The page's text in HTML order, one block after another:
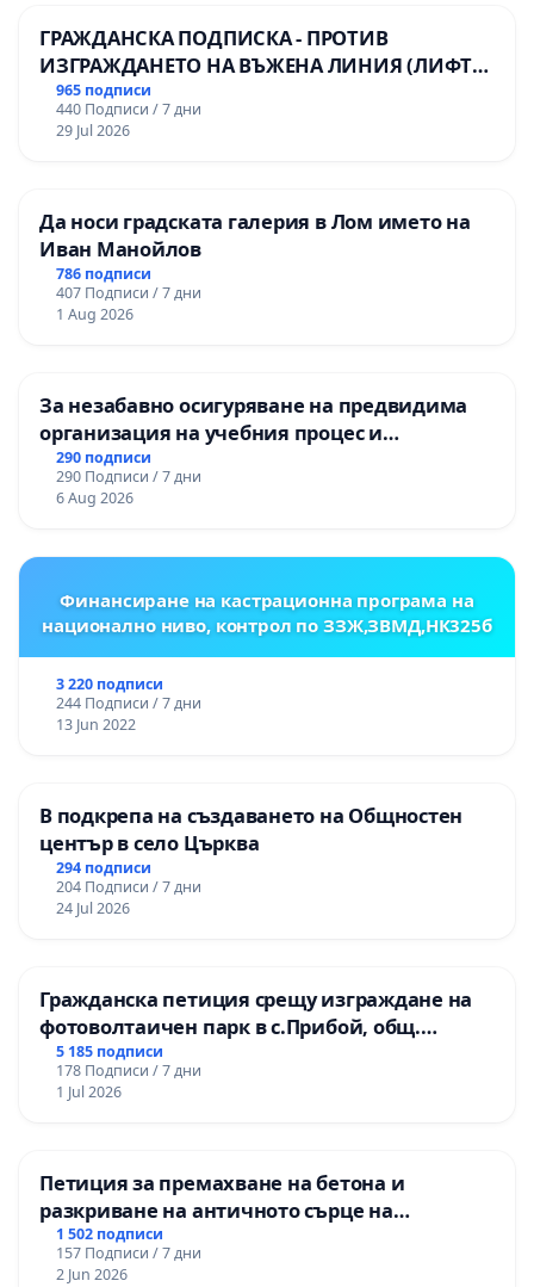
ГРАЖДАНСКА ПОДПИСКА - ПРОТИВ
ИЗГРАЖДАНЕТО НА ВЪЖЕНА ЛИНИЯ (ЛИФТ)
НА ТЕРИТОРИЯТА НА ПРИРОДНА
ЗАБЕЛЕЖИТЕЛНОСТ „ХЪЛМ НА
ОСВОБОДИТЕЛИТЕ“ (БУНАРДЖИК)
965 подписи
440 Подписи / 7 дни
29 Jul 2026
Да носи градската галерия в Лом името на
Иван Манойлов
786 подписи
407 Подписи / 7 дни
1 Aug 2026
За незабавно осигуряване на предвидима
организация на учебния процес и
гарантиране на правото на равнопоставено
и качествено образование на учениците от
ОУ „Княз Александър I“ и Хуманитарна
290 подписи
290 Подписи / 7 дни
6 Aug 2026
Финансиране на кастрационна програма на
национално ниво, контрол по ЗЗЖ,ЗВМД,НК325б
3 220 подписи
244 Подписи / 7 дни
13 Jun 2022
В подкрепа на създаването на Общностен
център в село Църква
294 подписи
204 Подписи / 7 дни
24 Jul 2026
Гражданска петиция срещу изграждане на
фотоволтаичен парк в с.Прибой, общ.
Радомир
5 185 подписи
178 Подписи / 7 дни
1 Jul 2026
Петиция за премахване на бетона и
разкриване на античното сърце на
Могиланската могила във Враца
1 502 подписи
157 Подписи / 7 дни
2 Jun 2026